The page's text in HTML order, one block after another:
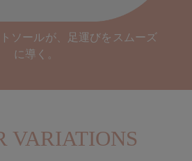
ソールが、足運びをスムーズ
に導く。
VARIATIONS